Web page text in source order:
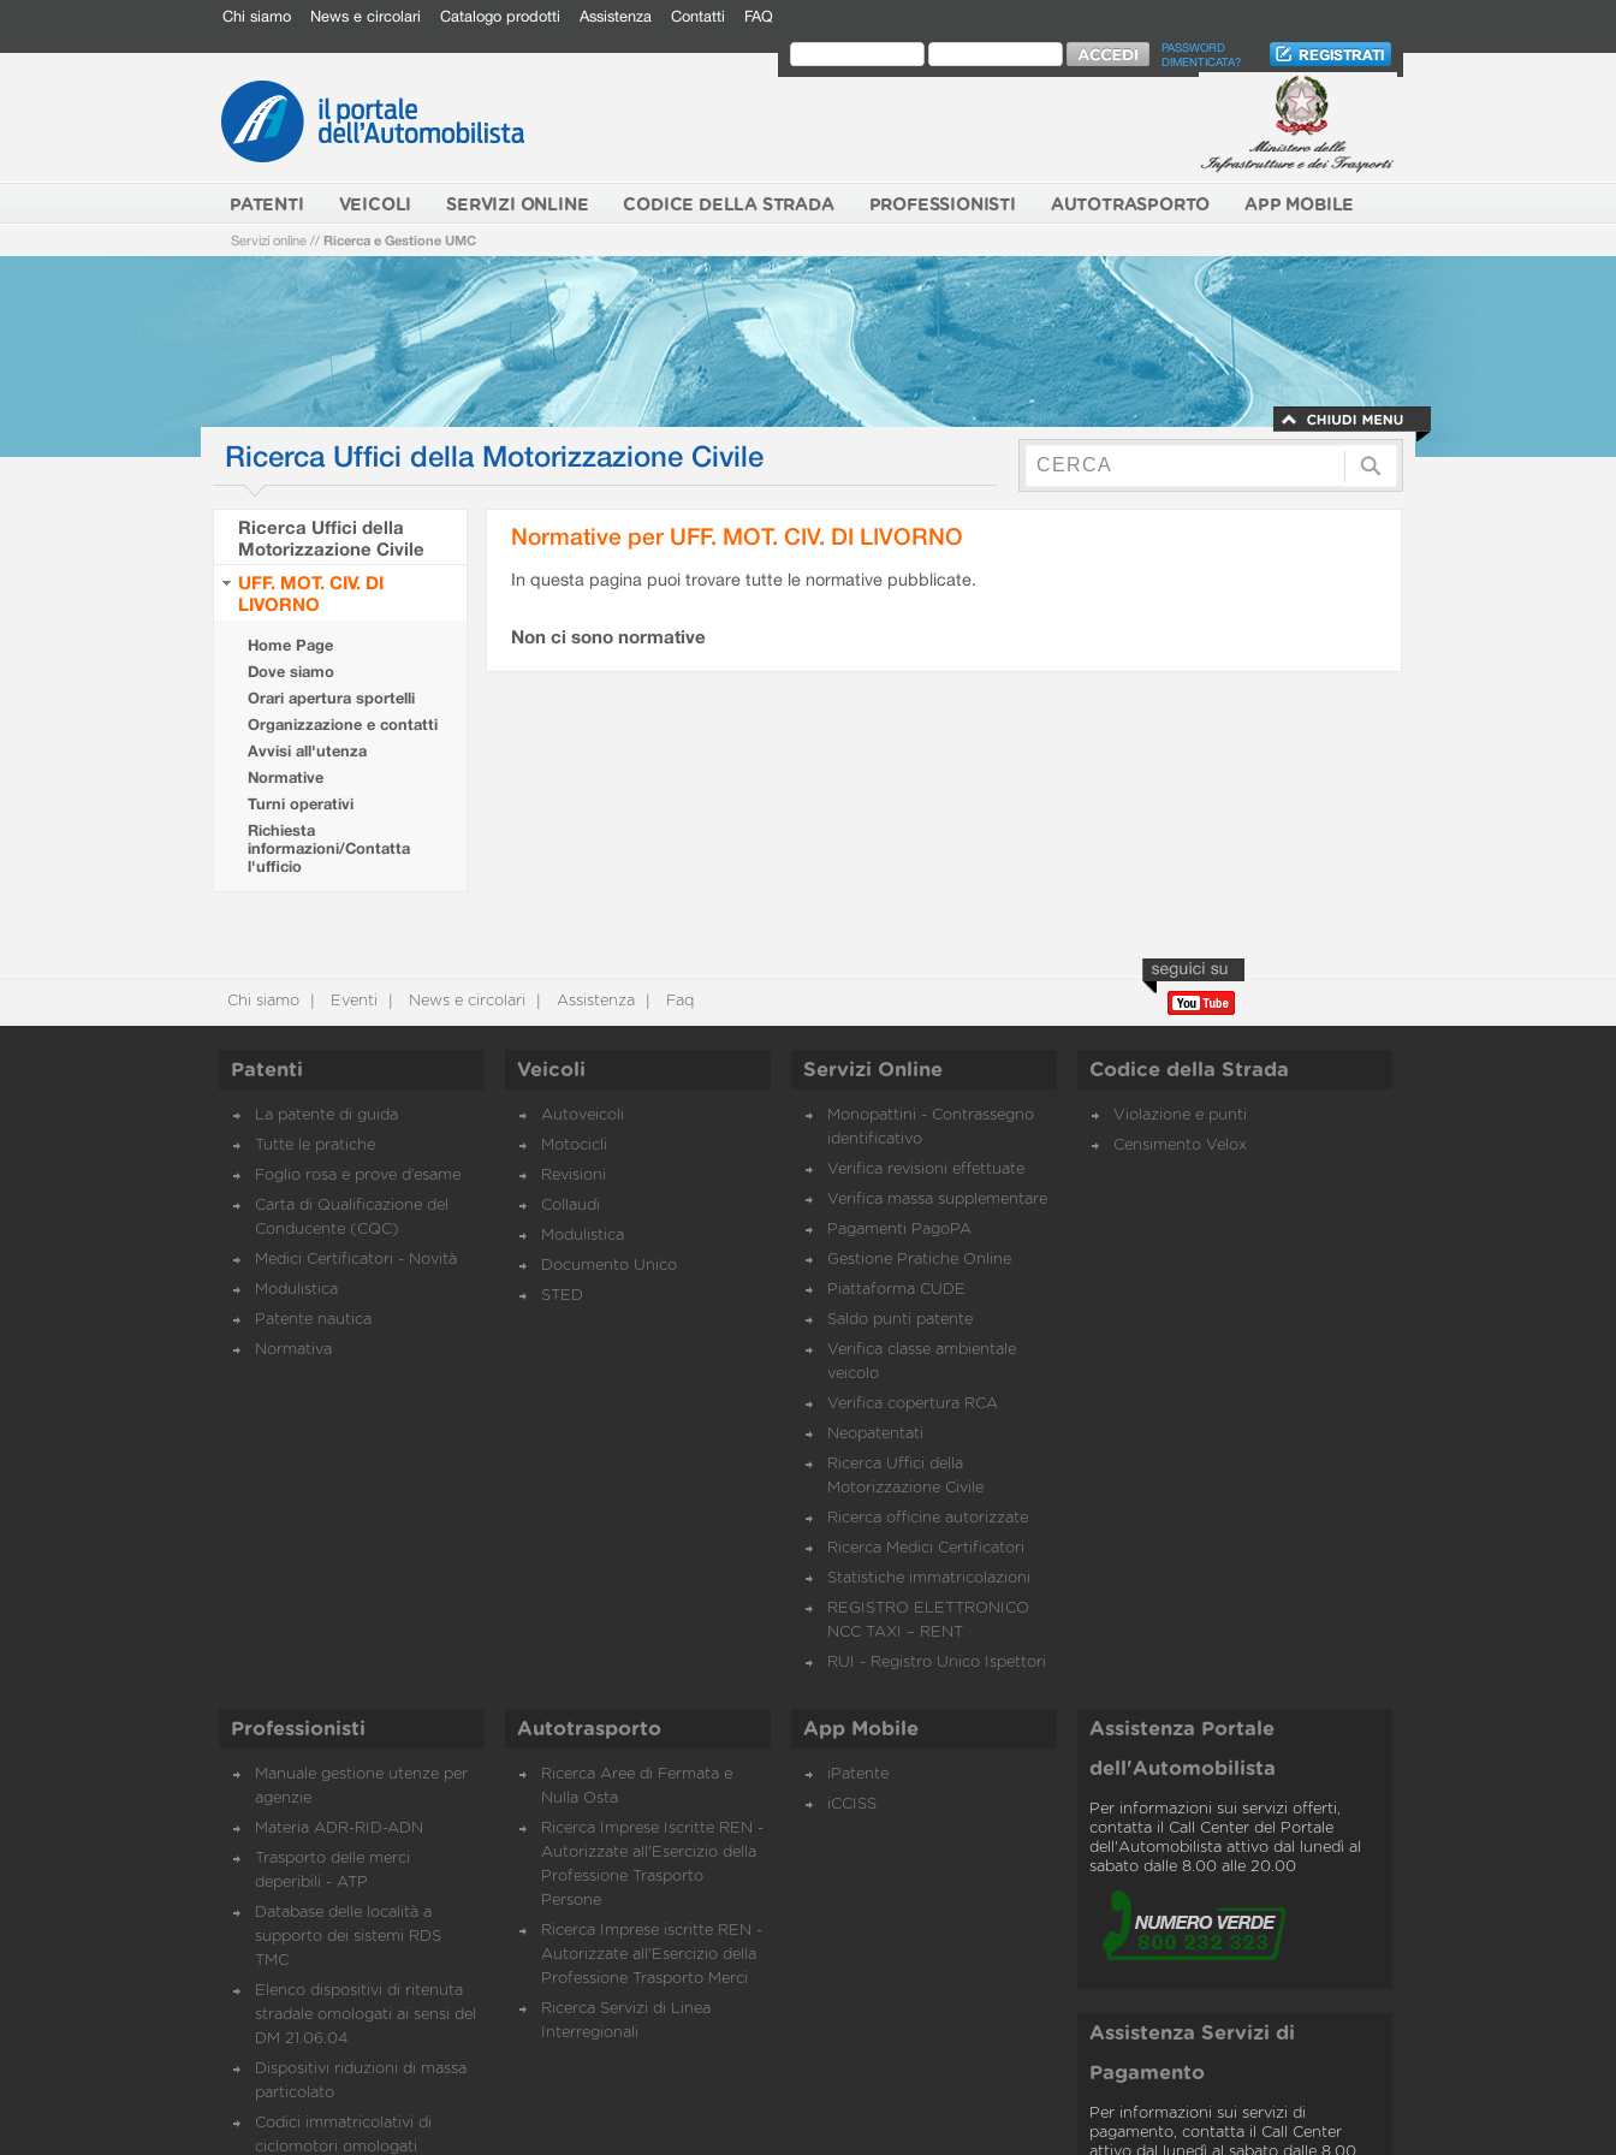
Chi siamo News e circolari Catalogo prodotti Assistenza Contatti FAQ
PASSWORD
DIMENTICATA?
PATENTI VEICOLI SERVIZI ONLINE CODICE DELLA STRADA PROFESSIONISTI AUTOTRASPORTO APP MOBILE
Servizi online // Ricerca e Gestione UMC
Ricerca Uffici della Motorizzazione Civile
Ricerca Uffici della
Motorizzazione Civile
UFF. MOT. CIV. DI
LIVORNO
Home Page
Dove siamo
Orari apertura sportelli
Organizzazione e contatti
Avvisi all'utenza
Normative
Turni operativi
Richiesta
informazioni/Contatta
l'ufficio
Normative per UFF. MOT. CIV. DI LIVORNO
In questa pagina puoi trovare tutte le normative pubblicate.
Non ci sono normative
Chi siamo Eventi News e circolari Assistenza Faq
Patenti
La patente di guida
Tutte le pratiche
Foglio rosa e prove d’esame
Carta di Qualificazione del
Conducente (CQC)
Medici Certificatori - Novità
Modulistica
Patente nautica
Normativa
Veicoli
Autoveicoli
Motocicli
Revisioni
Collaudi
Modulistica
Documento Unico
STED
Servizi Online
Monopattini - Contrassegno
identificativo
Verifica revisioni effettuate
Verifica massa supplementare
Pagamenti PagoPA
Gestione Pratiche Online
Piattaforma CUDE
Saldo punti patente
Verifica classe ambientale
veicolo
Verifica copertura RCA
Neopatentati
Ricerca Uffici della
Motorizzazione Civile
Ricerca officine autorizzate
Ricerca Medici Certificatori
Statistiche immatricolazioni
REGISTRO ELETTRONICO
NCC TAXI – RENT
RUI - Registro Unico Ispettori
Codice della Strada
Violazione e punti
Censimento Velox
Professionisti
Manuale gestione utenze per
agenzie
Materia ADR-RID-ADN
Trasporto delle merci
deperibili - ATP
Database delle località a
supporto dei sistemi RDS
TMC
Elenco dispositivi di ritenuta
stradale omologati ai sensi del
DM 21.06.04
Dispositivi riduzioni di massa
particolato
Codici immatricolativi di
ciclomotori omologati
Autotrasporto
Ricerca Aree di Fermata e
Nulla Osta
Ricerca Imprese Iscritte REN -
Autorizzate all'Esercizio della
Professione Trasporto
Persone
Ricerca Imprese iscritte REN -
Autorizzate all'Esercizio della
Professione Trasporto Merci
Ricerca Servizi di Linea
Interregionali
App Mobile
iPatente
iCCISS
Assistenza Portale
dell'Automobilista
Per informazioni sui servizi offerti,
contatta il Call Center del Portale
dell'Automobilista attivo dal lunedì al
sabato dalle 8.00 alle 20.00
Assistenza Servizi di
Pagamento
Per informazioni sui servizi di
pagamento, contatta il Call Center